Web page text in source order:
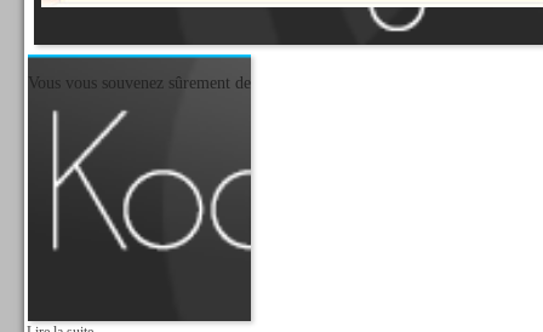
Vous vous souvenez sûrement de